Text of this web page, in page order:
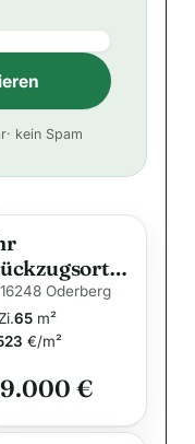
· kein Spam
16248 Oderberg
65 m²
€/m²
€